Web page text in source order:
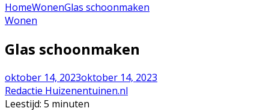
HomeWonenGlas schoonmaken
Wonen
Glas schoonmaken
oktober 14, 2023oktober 14, 2023
Redactie Huizenentuinen.nl
Leestijd: 5 minuten